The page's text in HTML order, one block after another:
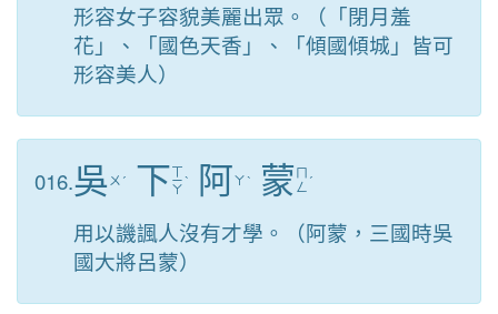
形容女子容貌美麗出眾。（「閉月羞
花」、「國色天香」、「傾國傾城」皆可
形容美人）
016.吳 ㄨ ˊ 下ㄒ
ㄧ
ㄚ
ˋ 阿ㄚˋ 蒙 ㄇ
ㄥ ˊ
用以譏諷人沒有才學。（阿蒙，三國時吳
國大將呂蒙）